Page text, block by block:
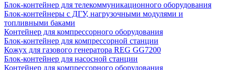
Блок-контейнер для телекоммуникационного оборудования
Блок-контейнеры с ДГУ, нагрузочными модулями и
топливными баками
Контейнер для компрессорного оборудования
Блок-контейнер для компрессорной станции
Кожух для газового генератора REG GG7200
Блок-контейнер для насосной станции
Контейнер для компрессорного оборудования